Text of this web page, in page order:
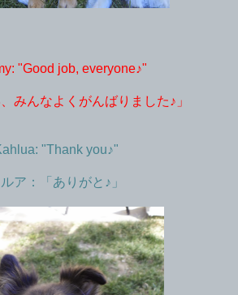
"Good job, everyone♪"
みんなよくがんばりました♪」
"Thank you♪"
ア：「ありがと♪」